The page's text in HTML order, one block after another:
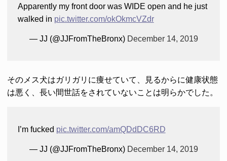
Apparently my front door was WIDE open and he just
walked in pic.twitter.com/okOkmcVZdr
— JJ (@JJFromTheBronx) December 14, 2019
そのメス犬はガリガリに痩せていて、見るからに健康状態
は悪く、長い間世話をされていないことは明らかでした。
I’m fucked pic.twitter.com/amQDdDC6RD
— JJ (@JJFromTheBronx) December 14, 2019